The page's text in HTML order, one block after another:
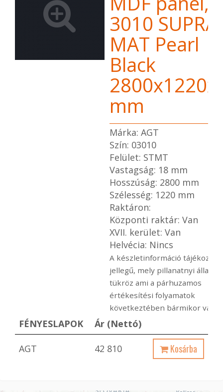
3010 SUPRA
MAT Pearl
Black
mm
Márka: AGT
Szín: 03010
Felület: STMT
Vastagság: 18 mm
Hosszúság: 2800 mm
Szélesség: 1220 mm
Raktáron:
Központi raktár: Van
XVII. kerület: Van
Helvécia: Nincs
A készletinformáció
jellegű, mely pillanatnyi
tükröz ami a párhuzamos
értékesítési folyamatok
következtében bármikor
FÉNYESLAPOK Ár (Nettó)
AGT 42 810 Kosárba